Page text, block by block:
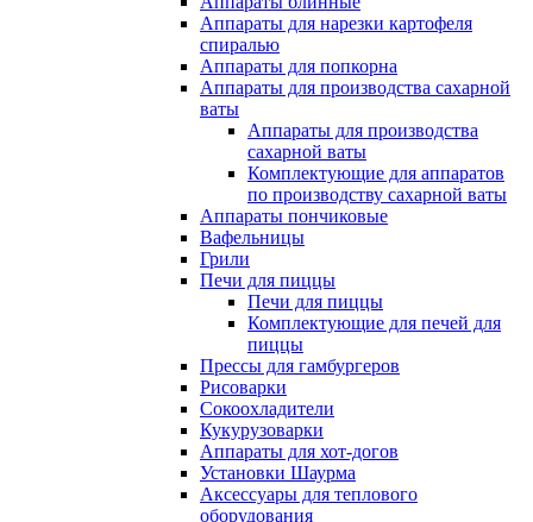
Аппараты для нарезки картофеля
спиралью
Аппараты для попкорна
Аппараты для производства сахарной
ваты
Аппараты для производства
сахарной ваты
Комплектующие для аппаратов
по производству сахарной ваты
Аппараты пончиковые
Вафельницы
Грили
Печи для пиццы
Печи для пиццы
Комплектующие для печей для
пиццы
Прессы для гамбургеров
Рисоварки
Сокоохладители
Кукурузоварки
Аппараты для хот-догов
Установки Шаурма
Аксессуары для теплового
оборудования